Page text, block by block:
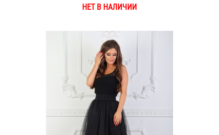
НЕТ В НАЛИЧИИ